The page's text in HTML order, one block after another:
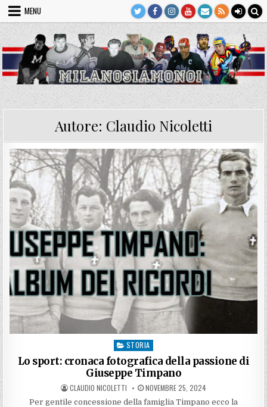
Skip
content
MENU
Autore: Claudio Nicoletti
Posted
in
STORIA
Lo sport: cronaca fotografica della passione di
Giuseppe Timpano
AUTHOR:
CLAUDIO NICOLETTI PUBLISHED
DATE:
NOVEMBRE 25, 2024
Per gentile concessione della famiglia Timpano ecco la